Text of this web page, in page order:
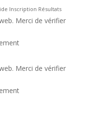
Inscription Résultats
Merci de vérifier
Merci de vérifier